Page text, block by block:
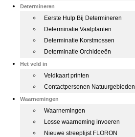
Determineren
Eerste Hulp Bij Determineren
Determinatie Vaatplanten
Determinatie Korstmossen
Determinatie Orchideeën
Het veld in
Veldkaart printen
Contactpersonen Natuurgebieden
Waarnemingen
Waarnemingen
Losse waarneming invoeren
Nieuwe streeplijst FLORON